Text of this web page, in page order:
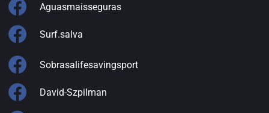
Aguasmaisseguras
Surf.salva
Sobrasalifesavingsport
David-Szpilman